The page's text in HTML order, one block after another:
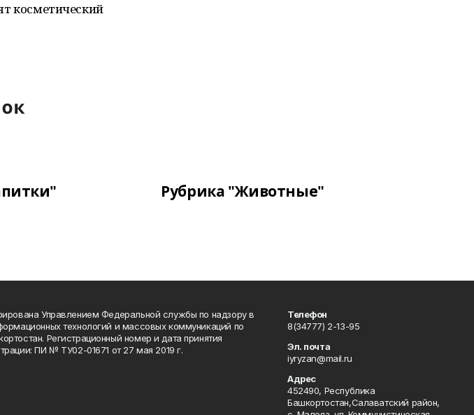
косметический
Рубрика "Животные"
Управлением Федеральной службы по надзору в
технологий и массовых коммуникаций по
Регистрационный номер и дата принятия
ПИ № ТУ02-01671 от 27 мая 2019 г.
Телефон
8(34777) 2-13-95
Эл. почта
iyryzan@mail.ru
Адрес
452490, Республика
Башкортостан,Салаватский район,